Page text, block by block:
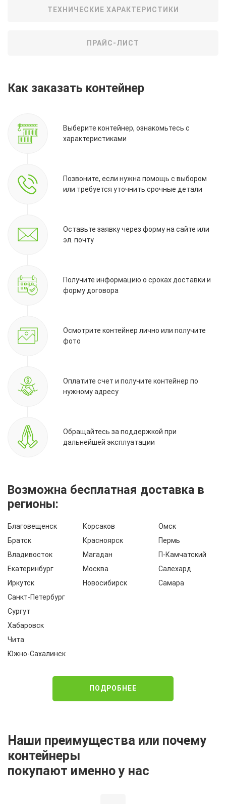
ТЕХНИЧЕСКИЕ ХАРАКТЕРИСТИКИ
ПРАЙС-ЛИСТ
Как заказать контейнер
Выберите контейнер, ознакомьтесь с
характеристиками
Позвоните, если нужна помощь с выбором
или требуется уточнить срочные детали
Оставьте заявку через форму на сайте или
эл. почту
Получите информацию о сроках доставки и
форму договора
Осмотрите контейнер лично или получите
фото
Оплатите счет и получите контейнер по
нужному адресу
Обращайтесь за поддержкой при
дальнейшей эксплуатации
Возможна бесплатная доставка в
регионы:
Благовещенск
Братск
Владивосток
Екатеринбург
Иркутск
Корсаков
Красноярск
Магадан
Москва
Новосибирск
Омск
Пермь
П-Камчатский
Салехард
Самара
Санкт-Петербург
Сургут
Хабаровск
Чита
Южно-Сахалинск
ПОДРОБНЕЕ
Наши преимущества или почему
контейнеры
покупают именно у нас